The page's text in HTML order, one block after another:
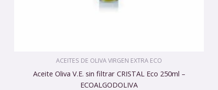
ACEITES DE OLIVA VIRGEN EXTRA ECO
Aceite Oliva V.E. sin filtrar CRISTAL Eco 250ml –
ECOALGODOLIVA